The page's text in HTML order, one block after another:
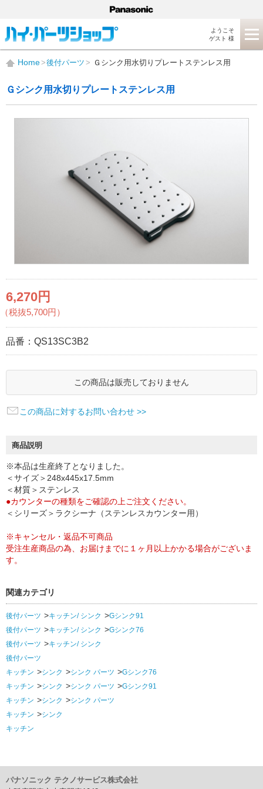
ようこそ
ゲスト 様
Home 後付パーツ Ｇシンク用水切りプレートステンレス用
Ｇシンク用水切りプレートステンレス用
6,270円
（税抜5,700円）
品番： QS13SC3B2
この商品は販売しておりません
この商品に対するお問い合わせ >>
商品説明
※本品は生産終了となりました。
＜サイズ＞248x445x17.5mm
＜材質＞ステンレス
●カウンターの種類をご確認の上ご注文ください。
＜シリーズ＞ラクシーナ（ステンレスカウンター用）
※キャンセル・返品不可商品
受注生産商品の為、お届けまでに１ヶ月以上かかる場合がございま
す。
関連カテゴリ
後付パーツ キッチン/ シンク
Gシンク91
後付パーツ
キッチン/ シンク
Gシンク76
後付パーツ
キッチン/ シンク
後付パーツ
キッチン
シンク シンク パーツ
Gシンク76
キッチン
シンク シンク パーツ
Gシンク91
キッチン
シンク
シンク パーツ
キッチン
シンク
キッチン
パナソニック テクノサービス株式会社